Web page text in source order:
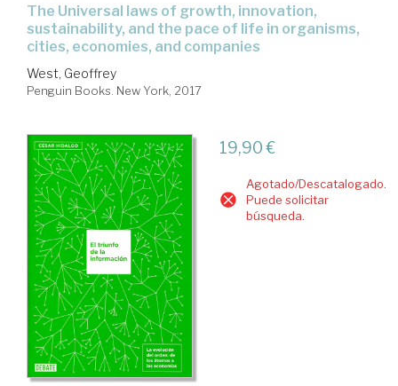
the Universal laws of growth, innovation,
sustainability, and the pace of life in organisms,
cities, economies, and companies
West, Geoffrey
Penguin Books. New York, 2017
19,90 €
Agotado/Descatalogado.
Puede solicitar
búsqueda.